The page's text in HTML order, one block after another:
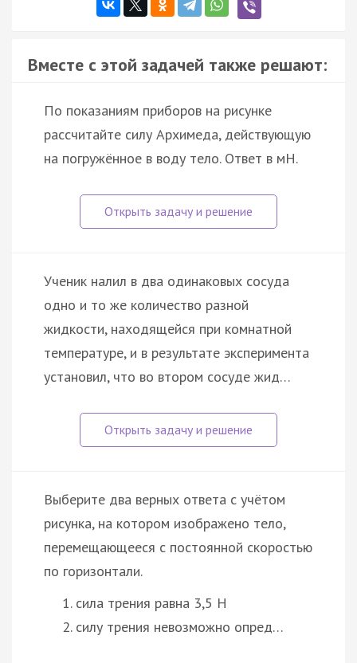
Вместе с этой задачей также решают:
По показаниям приборов на рисунке
рассчитайте силу Архимеда, действующую
на погружённое в воду тело. Ответ в мН.
Ученик налил в два одинаковых сосуда
одно и то же количество разной
жидкости, находящейся при комнатной
температуре, и в результате эксперимента
установил, что во втором сосуде жид…
Выберите два верных ответа с учётом
рисунка, на котором изображено тело,
перемещающееся с постоянной скоростью
по горизонтали.
сила трения равна 3,5 H
силу трения невозможно опред…